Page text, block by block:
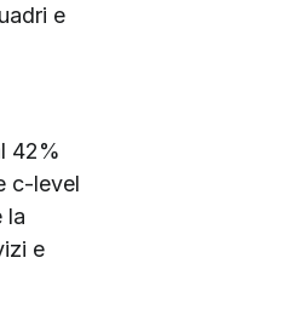
e
42%
c-level
la
e